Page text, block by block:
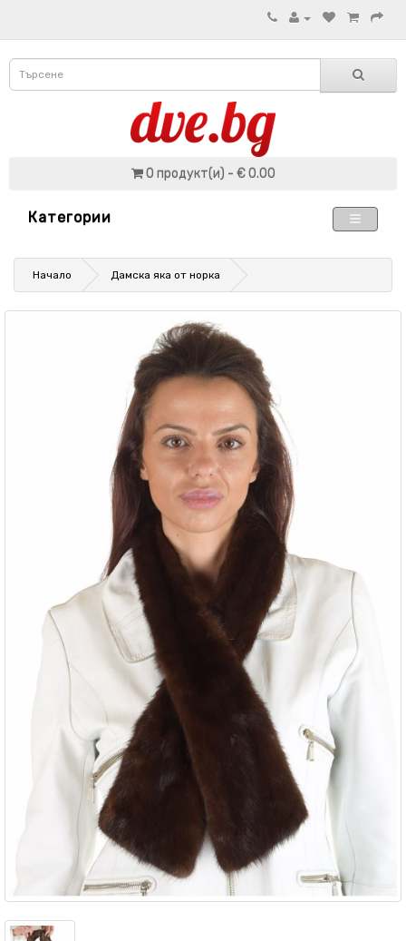
0 продукт(и) - € 0.00
Категории
Начало Дамска яка от норка